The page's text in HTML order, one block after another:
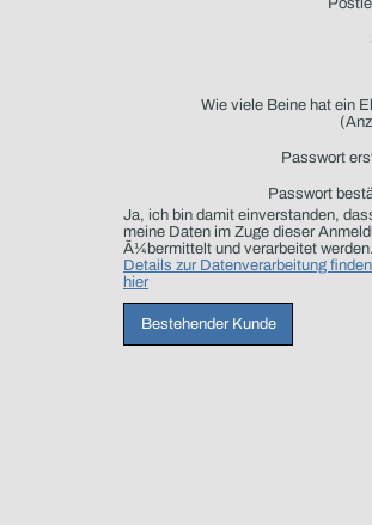
Wie viele Beine hat ein
Passwort
Passwort
Ja, ich bin damit einverstanden,
meine Daten im Zuge dieser
Ã¼bermittelt und verarbeitet
Details zur Datenverarbeitung
hier
Bestehender Kunde